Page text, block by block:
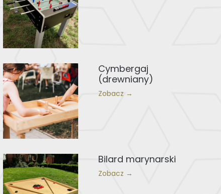
Cymbergaj
(drewniany)
Zobacz →
Bilard marynarski
Zobacz →